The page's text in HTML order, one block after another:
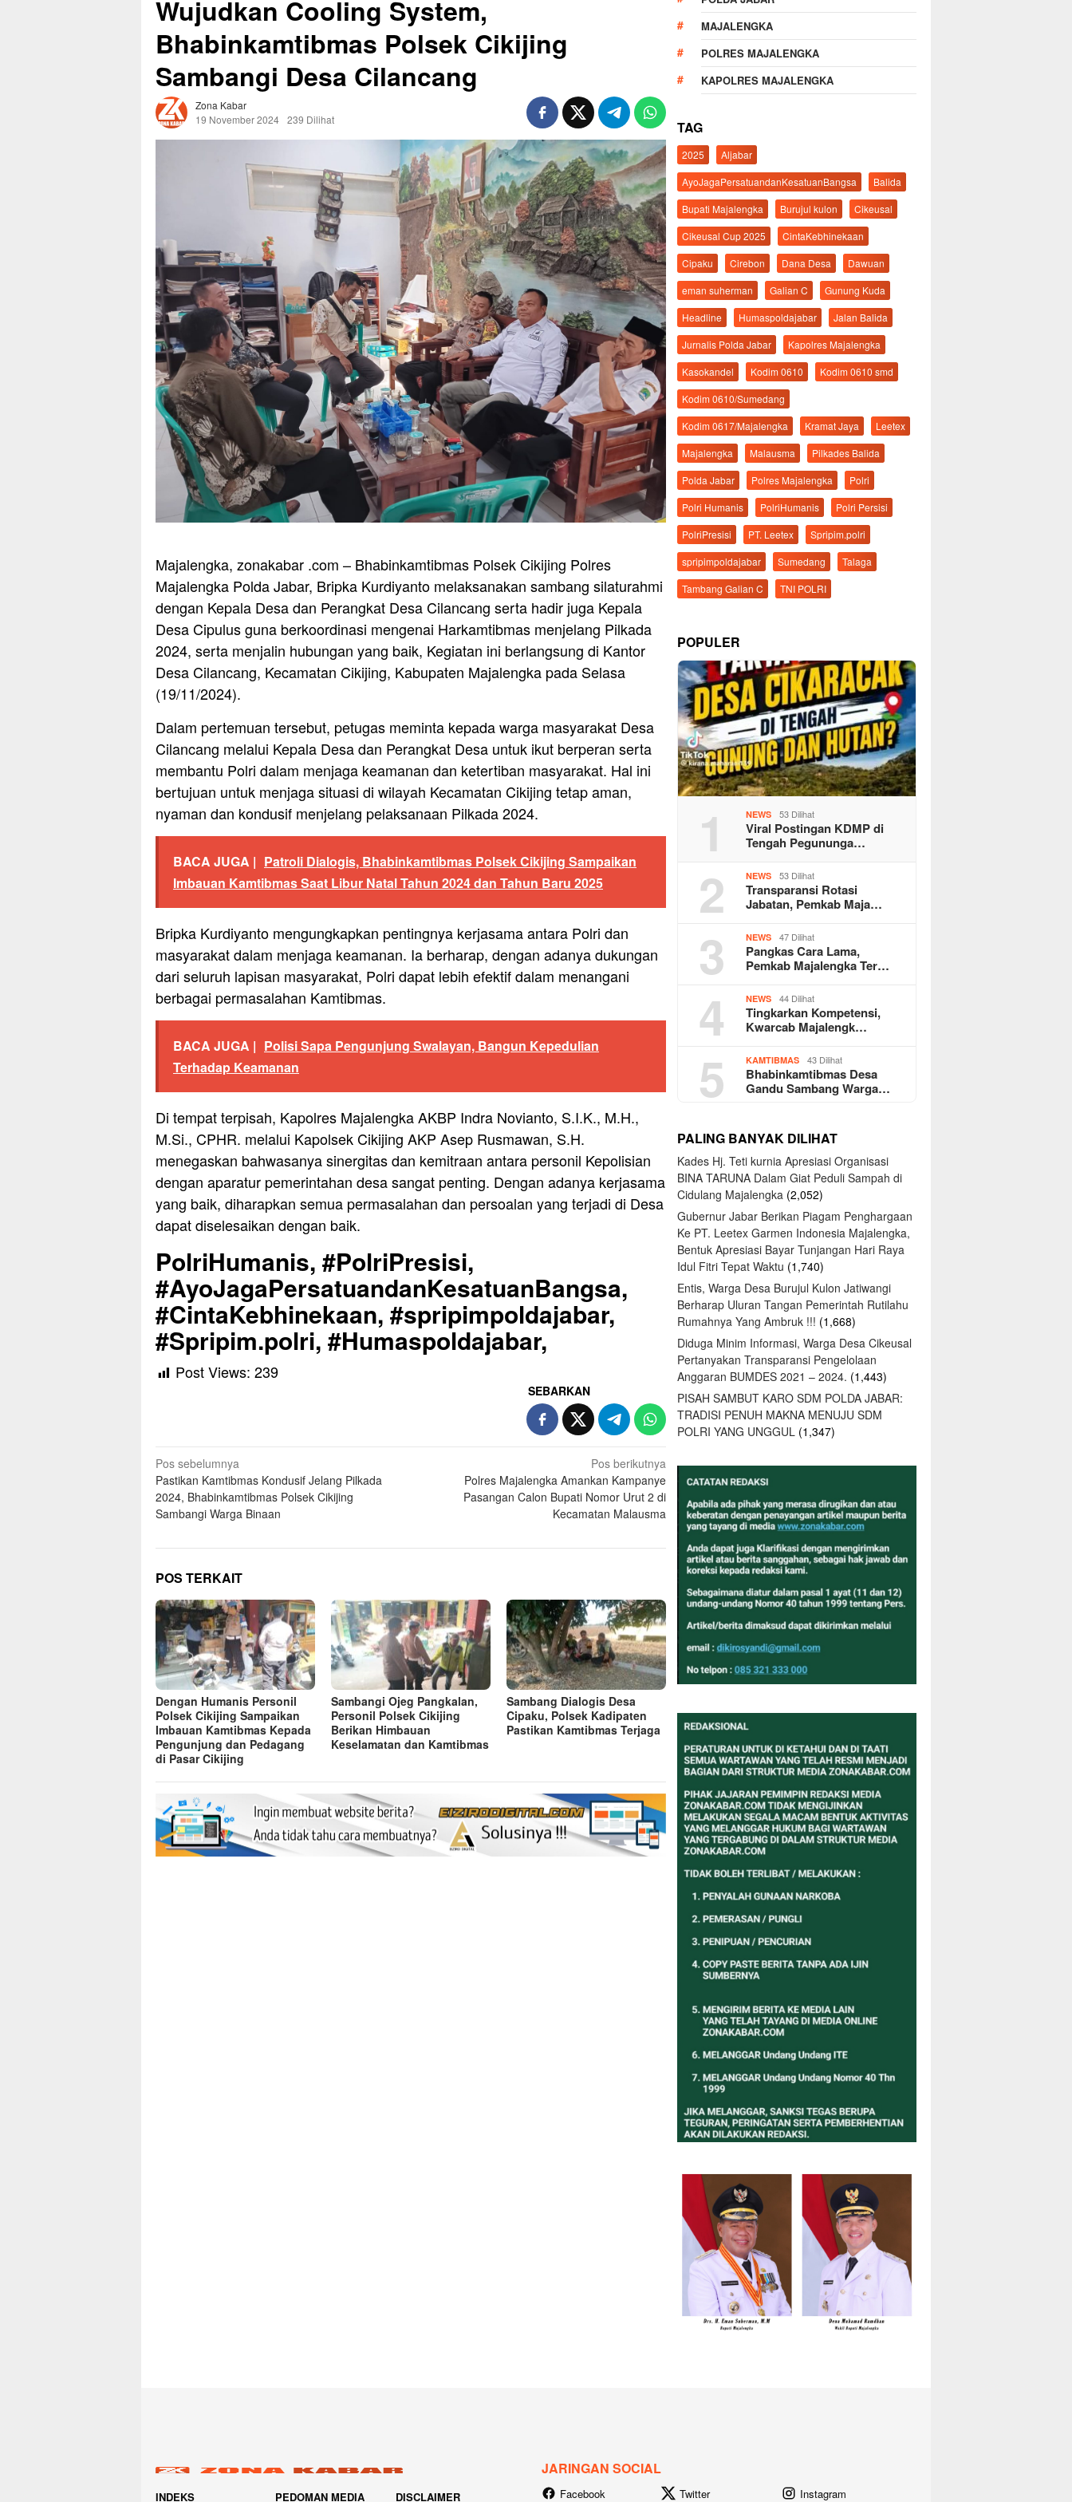
Wujudkan Cooling System,
Bhabinkamtibmas Polsek Cikijing
Sambangi Desa Cilancang
Zona Kabar
19 November 2024 239 Dilihat
Majalengka, zonakabar .com – Bhabinkamtibmas Polsek Cikijing Polres
Majalengka Polda Jabar, Bripka Kurdiyanto melaksanakan sambang silaturahmi
dengan Kepala Desa dan Perangkat Desa Cilancang serta hadir juga Kepala
Desa Cipulus guna berkoordinasi mengenai Harkamtibmas menjelang Pilkada
2024, serta menjalin hubungan yang baik, Kegiatan ini berlangsung di Kantor
Desa Cilancang, Kecamatan Cikijing, Kabupaten Majalengka pada Selasa
(19/11/2024).
Dalam pertemuan tersebut, petugas meminta kepada warga masyarakat Desa
Cilancang melalui Kepala Desa dan Perangkat Desa untuk ikut berperan serta
membantu Polri dalam menjaga keamanan dan ketertiban masyarakat. Hal ini
bertujuan untuk menjaga situasi di wilayah Kecamatan Cikijing tetap aman,
nyaman dan kondusif menjelang pelaksanaan Pilkada 2024.
BACA JUGA | Patroli Dialogis, Bhabinkamtibmas Polsek Cikijing Sampaikan
Imbauan Kamtibmas Saat Libur Natal Tahun 2024 dan Tahun Baru 2025
Bripka Kurdiyanto mengungkapkan pentingnya kerjasama antara Polri dan
masyarakat dalam menjaga keamanan. Ia berharap, dengan adanya dukungan
dari seluruh lapisan masyarakat, Polri dapat lebih efektif dalam menangani
berbagai permasalahan Kamtibmas.
BACA JUGA | Polisi Sapa Pengunjung Swalayan, Bangun Kepedulian
Terhadap Keamanan
Di tempat terpisah, Kapolres Majalengka AKBP Indra Novianto, S.I.K., M.H.,
M.Si., CPHR. melalui Kapolsek Cikijing AKP Asep Rusmawan, S.H.
menegaskan bahwasanya sinergitas dan kemitraan antara personil Kepolisian
dengan aparatur pemerintahan desa sangat penting. Dengan adanya kerjasama
yang baik, diharapkan semua permasalahan dan persoalan yang terjadi di Desa
dapat diselesaikan dengan baik.
PolriHumanis, #PolriPresisi,
#AyoJagaPersatuandanKesatuanBangsa,
#CintaKebhinekaan, #spripimpoldajabar,
#Spripim.polri, #Humaspoldajabar,
Post Views: 239
SEBARKAN
Navigasi
pos
Pos sebelumnya
Pastikan Kamtibmas Kondusif Jelang Pilkada
2024, Bhabinkamtibmas Polsek Cikijing
Sambangi Warga Binaan
Pos berikutnya
Polres Majalengka Amankan Kampanye
Pasangan Calon Bupati Nomor Urut 2 di
Kecamatan Malausma
POS TERKAIT
Dengan Humanis Personil
Polsek Cikijing Sampaikan
Imbauan Kamtibmas Kepada
Pengunjung dan Pedagang
di Pasar Cikijing
Sambangi Ojeg Pangkalan,
Personil Polsek Cikijing
Berikan Himbauan
Keselamatan dan Kamtibmas
Sambang Dialogis Desa
Cipaku, Polsek Kadipaten
Pastikan Kamtibmas Terjaga
MAJALENGKA
POLRES MAJALENGKA
KAPOLRES MAJALENGKA
TAG
2025
Aljabar
AyoJagaPersatuandanKesatuanBangsa
Balida
Bupati Majalengka
Burujul kulon
Cikeusal
Cikeusal Cup 2025
CintaKebhinekaan
Cipaku
Cirebon Dana Desa
Dawuan
eman suherman
Galian C
Gunung Kuda
Headline
Humaspoldajabar
Jalan Balida
Jurnalis Polda Jabar
Kapolres Majalengka
Kasokandel
Kodim 0610
Kodim 0610 smd
Kodim 0610/Sumedang
Kodim 0617/Majalengka
Kramat Jaya
Leetex
Majalengka
Malausma
Pilkades Balida
Polda Jabar
Polres Majalengka
Polri
Polri Humanis
PolriHumanis
Polri Persisi
PolriPresisi
PT. Leetex
Spripim.polri
spripimpoldajabar
Sumedang
Talaga
Tambang Galian C
TNI POLRI
POPULER
1 NEWS 53 Dilihat
Viral Postingan KDMP di
Tengah Pegununga…
2 NEWS 53 Dilihat
Transparansi Rotasi
Jabatan, Pemkab Maja…
3 NEWS 47 Dilihat
Pangkas Cara Lama,
Pemkab Majalengka Ter…
4 NEWS 44 Dilihat
Tingkarkan Kompetensi,
Kwarcab Majalengk…
5 KAMTIBMAS 43 Dilihat
Bhabinkamtibmas Desa
Gandu Sambang Warga…
PALING BANYAK DILIHAT
Kades Hj. Teti kurnia Apresiasi Organisasi
BINA TARUNA Dalam Giat Peduli Sampah di
Cidulang Majalengka (2,052)
Gubernur Jabar Berikan Piagam Penghargaan
Ke PT. Leetex Garmen Indonesia Majalengka,
Bentuk Apresiasi Bayar Tunjangan Hari Raya
Idul Fitri Tepat Waktu (1,740)
Entis, Warga Desa Burujul Kulon Jatiwangi
Berharap Uluran Tangan Pemerintah Rutilahu
Rumahnya Yang Ambruk !!! (1,668)
Diduga Minim Informasi, Warga Desa Cikeusal
Pertanyakan Transparansi Pengelolaan
Anggaran BUMDES 2021 – 2024. (1,443)
PISAH SAMBUT KARO SDM POLDA JABAR:
TRADISI PENUH MAKNA MENUJU SDM
POLRI YANG UNGGUL (1,347)
INDEKS PEDOMAN MEDIA DISCLAIMER
JARINGAN SOCIAL
Facebook Twitter Instagram